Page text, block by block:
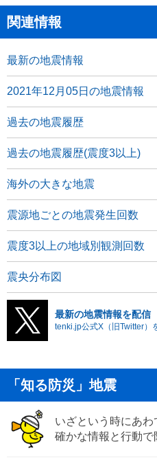
関連情報
最新の地震情報
2021年12月05日の地震情報
過去の地震履歴
過去の地震履歴(震度3以上)
海外の大きな地震
震源地ごとの地震発生回数
震度3以上の地域別観測回数
震央分布図
最新の地震情報を配信
tenki.jp公式X（旧Twitter）
「知る防災」地震
いざという時にあわ
確かな情報と行動で